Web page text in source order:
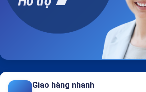
Giao hàng nhanh